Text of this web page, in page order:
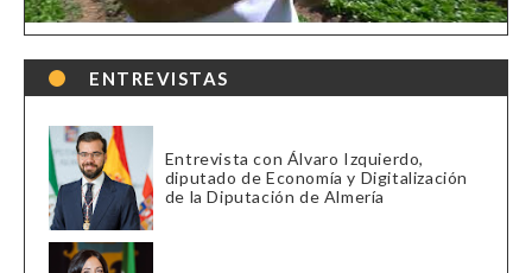
ENTREVISTAS
Entrevista con Álvaro Izquierdo,
diputado de Economía y Digitalización
de la Diputación de Almería